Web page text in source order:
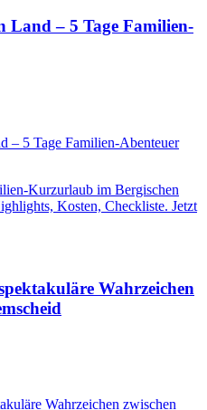
Land – 5 Tage Familien-
Kurzurlaub im Bergischen
Kosten, Checkliste. Jetzt
Wahrzeichen